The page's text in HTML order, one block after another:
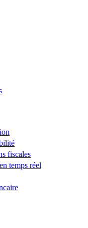
fiscales
temps réel